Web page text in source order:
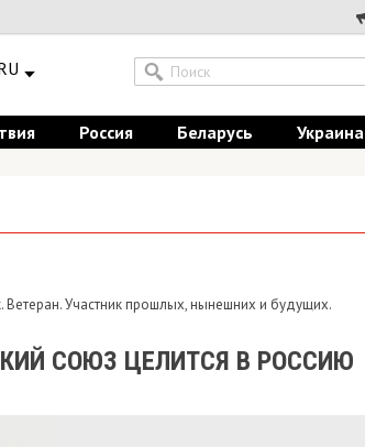
Россия Беларусь Украина
Ветеран. Участник прошлых, нынешних и будущих.
СОЮЗ ЦЕЛИТСЯ В РОССИЮ